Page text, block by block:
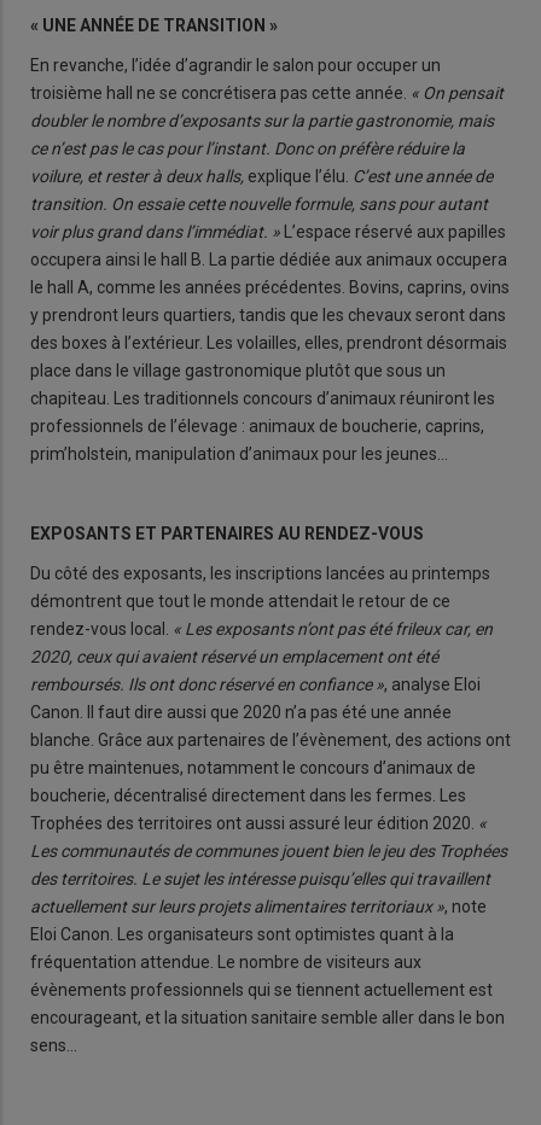
« UNE ANNÉE DE TRANSITION »
En revanche, l’idée d’agrandir le salon pour occuper un
troisième hall ne se concrétisera pas cette année. « On pensait
doubler le nombre d’exposants sur la partie gastronomie, mais
ce n’est pas le cas pour l’instant. Donc on préfère réduire la
voilure, et rester à deux halls, explique l’élu. C’est une année de
transition. On essaie cette nouvelle formule, sans pour autant
voir plus grand dans l’immédiat. »
L’espace réservé aux papilles
occupera ainsi le hall B. La partie dédiée aux animaux occupera
le hall A, comme les années précédentes. Bovins, caprins, ovins
y prendront leurs quartiers, tandis que les chevaux seront dans
des boxes à l’extérieur. Les volailles, elles, prendront désormais
place dans le village gastronomique plutôt que sous un
chapiteau. Les traditionnels concours d’animaux réuniront les
professionnels de l’élevage : animaux de boucherie, caprins,
prim’holstein, manipulation d’animaux pour les jeunes…
EXPOSANTS ET PARTENAIRES AU RENDEZ-VOUS
Du côté des exposants, les inscriptions lancées au printemps
démontrent que tout le monde attendait le retour de ce
rendez-vous local. « Les exposants n’ont pas été frileux car, en
2020, ceux qui avaient réservé un emplacement ont été
remboursés. Ils ont donc réservé en confiance », analyse Eloi
Canon. Il faut dire aussi que 2020 n’a pas été une année
blanche. Grâce aux partenaires de l’évènement, des actions ont
pu être maintenues, notamment le concours d’animaux de
boucherie, décentralisé directement dans les fermes. Les
Trophées des territoires ont aussi assuré leur édition 2020. «
Les communautés de communes jouent bien le jeu des Trophées
des territoires. Le sujet les intéresse puisqu’elles qui travaillent
actuellement sur leurs projets alimentaires territoriaux », note
Eloi Canon. Les organisateurs sont optimistes quant à la
fréquentation attendue. Le nombre de visiteurs aux
évènements professionnels qui se tiennent actuellement est
encourageant, et la situation sanitaire semble aller dans le bon
sens…